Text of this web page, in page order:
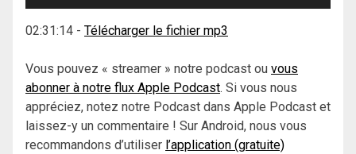
02:31:14 - Télécharger le fichier mp3
Vous pouvez « streamer » notre podcast ou vous
abonner à notre flux Apple Podcast. Si vous nous
appréciez, notez notre Podcast dans Apple Podcast et
laissez-y un commentaire ! Sur Android, nous vous
recommandons d’utiliser l’application (gratuite)